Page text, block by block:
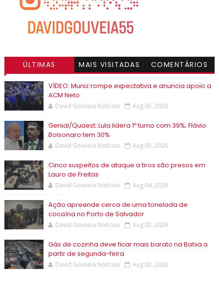
ÚLTIMAS MAIS VISITADAS COMENTÁRIOS
VÍDEO: Muniz rompe expectativa e anuncia apoio a
ACM Neto
David Gouveia Notícias Aug 05, 2026
Genial/Quaest: Lula lidera 1º turno com 39%; Flávio
Bolsonaro tem 30%
David Gouveia Notícias Aug 05, 2026
Cinco suspeitos de ataque a tiros são presos em
Lauro de Freitas
David Gouveia Notícias Aug 04, 2026
Ação apreende cerca de uma tonelada de
cocaína no Porto de Salvador
David Gouveia Notícias Aug 02, 2026
Gás de cozinha deve ficar mais barato na Bahia a
partir de segunda-feira
David Gouveia Notícias Aug 02, 2026